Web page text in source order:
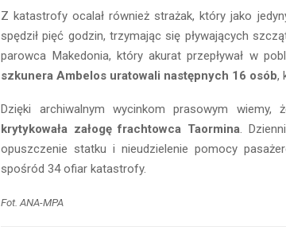
Z katastrofy ocalał również strażak, który jako
spędził pięć godzin, trzymając się pływających
parowca Makedonia, który akurat przepływał w
szkunera Ambelos uratowali następnych 16 osób,
Dzięki archiwalnym wycinkom prasowym wiemy,
krytykowała załogę frachtowca Taormina.
opuszczenie statku i nieudzielenie pomocy
spośród 34 ofiar katastrofy.
Fot. ANA-MPA